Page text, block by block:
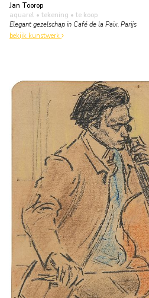
Jan Toorop
aquarel • tekening • te koop
Elegant gezelschap in Café de la Paix, Parijs
bekijk kunstwerk